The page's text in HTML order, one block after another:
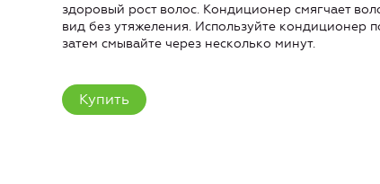
здоровый рост волос. Кондиционер смягчает
вид без утяжеления. Используйте кондиционер
затем смывайте через несколько минут.
Купить